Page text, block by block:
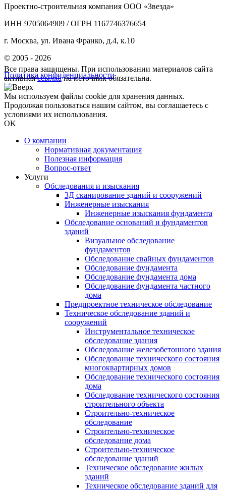
Проектно-строительная компания ООО «Звезда»
ИНН 9705064909 / ОГРН 1167746376654
г. Москва, ул. Ивана Франко, д.4, к.10
© 2005 - 2026
Политика конфиденциальности
Все права защищены. При использовании материалов сайта
активнаяссылкана источник обязательна.
Мы используем файлы cookie для хранения данных.
Продолжая пользоваться нашим сайтом, вы соглашаетесь с
условиями их использования.
OK
О компании
Нормативная документация
Полезная информация
Вопрос-ответ
Услуги
Обследования и изыскания
3Д сканирование зданий и сооружений
Инженерные изыскания
Инженерные изыскания фундамента
Обследование оснований и фундаментов
зданий
Визуальное обследование
фундаментов
Обследование свайных фундаментов
Обследование фундамента
Обследование фундамента дома
Обследование фундамента частного
дома
Предпроектное техническое обследование
Техническое обследование зданий и
сооружений
Инструментальное техническое
обследование здания
Обследование железобетонного здания
Обследование технического состояния
многоквартирных домов
Обследование технического состояния
дома
Обследование технического состояния
строительного объекта
Строительно-техническое
обследование
Строительно-техническое
обследование дома
Строительно-техническое
обследование зданий
Техническое обследование жилых
зданий
Техническое обследование зданий для